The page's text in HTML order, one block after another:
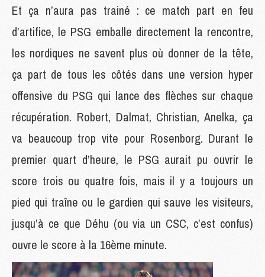
Et ça n’aura pas trainé : ce match part en feu
d’artifice, le PSG emballe directement la rencontre,
les nordiques ne savent plus où donner de la tête,
ça part de tous les côtés dans une version hyper
offensive du PSG qui lance des flèches sur chaque
récupération. Robert, Dalmat, Christian, Anelka, ça
va beaucoup trop vite pour Rosenborg. Durant le
premier quart d’heure, le PSG aurait pu ouvrir le
score trois ou quatre fois, mais il y a toujours un
pied qui traîne ou le gardien qui sauve les visiteurs,
jusqu’à ce que Déhu (ou via un CSC, c’est confus)
ouvre le score à la 16ème minute.